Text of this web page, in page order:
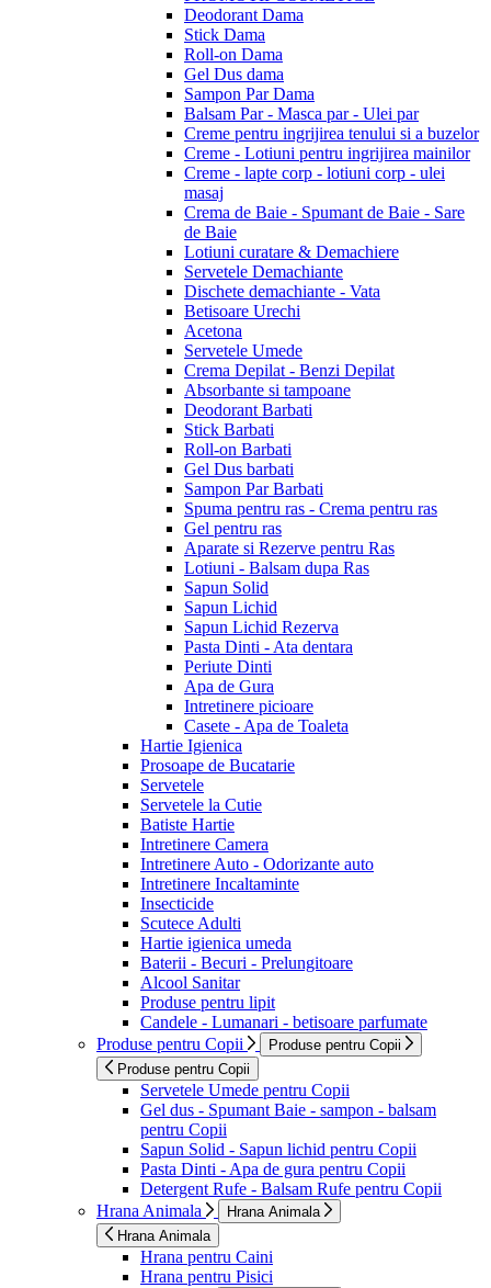
Deodorant Dama
Stick Dama
Roll-on Dama
Gel Dus dama
Sampon Par Dama
Balsam Par - Masca par - Ulei par
Creme pentru ingrijirea tenului si a buzelor
Creme - Lotiuni pentru ingrijirea mainilor
Creme - lapte corp - lotiuni corp - ulei
masaj
Crema de Baie - Spumant de Baie - Sare
de Baie
Lotiuni curatare & Demachiere
Servetele Demachiante
Dischete demachiante - Vata
Betisoare Urechi
Acetona
Servetele Umede
Crema Depilat - Benzi Depilat
Absorbante si tampoane
Deodorant Barbati
Stick Barbati
Roll-on Barbati
Gel Dus barbati
Sampon Par Barbati
Spuma pentru ras - Crema pentru ras
Gel pentru ras
Aparate si Rezerve pentru Ras
Lotiuni - Balsam dupa Ras
Sapun Solid
Sapun Lichid
Sapun Lichid Rezerva
Pasta Dinti - Ata dentara
Periute Dinti
Apa de Gura
Intretinere picioare
Casete - Apa de Toaleta
Hartie Igienica
Prosoape de Bucatarie
Servetele
Servetele la Cutie
Batiste Hartie
Intretinere Camera
Intretinere Auto - Odorizante auto
Intretinere Incaltaminte
Insecticide
Scutece Adulti
Hartie igienica umeda
Baterii - Becuri - Prelungitoare
Alcool Sanitar
Produse pentru lipit
Candele - Lumanari - betisoare parfumate
Produse pentru Copii
Produse pentru Copii
Produse pentru Copii
Servetele Umede pentru Copii
Gel dus - Spumant Baie - sampon - balsam
pentru Copii
Sapun Solid - Sapun lichid pentru Copii
Pasta Dinti - Apa de gura pentru Copii
Detergent Rufe - Balsam Rufe pentru Copii
Hrana Animala
Hrana Animala
Hrana Animala
Hrana pentru Caini
Hrana pentru Pisici